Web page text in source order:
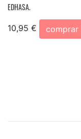
EDHASA.
10,95 €
comprar